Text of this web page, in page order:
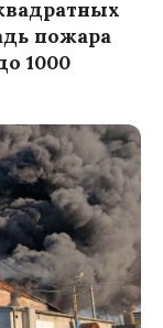
пожара
1000